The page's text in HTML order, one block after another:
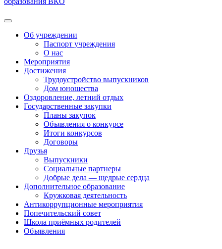
Об учреждении
Паспорт учреждения
О нас
Мероприятия
Достижения
Трудоустройство выпускников
Дом юношества
Оздоровление, летний отдых
Государственные закупки
Планы закупок
Объявления о конкурсе
Итоги конкурсов
Договоры
Друзья
Выпускники
Социальные партнеры
Добрые дела — щедрые сердца
Дополнительное образование
Кружковая деятельность
Антикоррупционные мероприятия
Попечительский совет
Школа приёмных родителей
Объявления